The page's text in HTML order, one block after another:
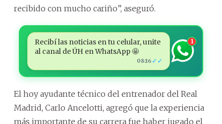
recibido con mucho cariño”, aseguró.
Recibí las noticias en tu celular, unite
al canal de ÚH en WhatsApp 🤩
08:16 ✓✓
1
El hoy ayudante técnico del entrenador del Real
Madrid, Carlo Ancelotti, agregó que la experiencia
más importante de su carrera fue haber jugado el